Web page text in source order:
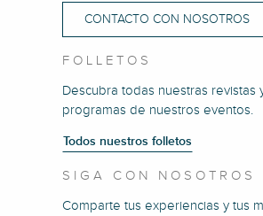
CONTACTO CON NOSOTROS
FOLLETOS
Descubra todas nuestras revistas
programas de nuestros eventos.
Todos nuestros folletos
SIGA CON NOSOTROS
Comparte tus experiencias y tus